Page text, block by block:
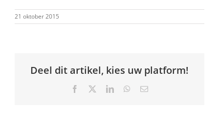
21 oktober 2015
Deel dit artikel, kies uw platform!
Facebook LinkedInWhatsApp
E-